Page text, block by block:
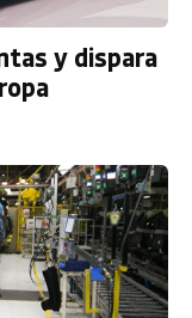
y dispara